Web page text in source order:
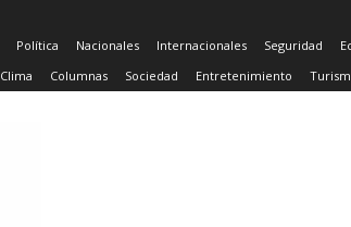
Política Nacionales Internacionales Seguridad
Clima Columnas Sociedad Entretenimiento